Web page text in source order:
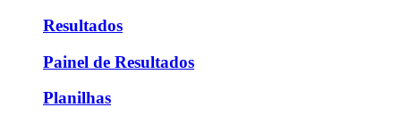
Resultados
Painel de Resultados
Planilhas